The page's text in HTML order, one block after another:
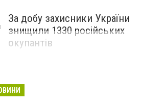
За добу захисники України
знищили 1330 російських
окупантів